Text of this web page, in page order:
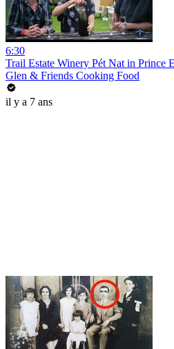
6:30
Trail Estate Winery Pét Nat in Prince
Glen & Friends Cooking Food
il y a 7 ans